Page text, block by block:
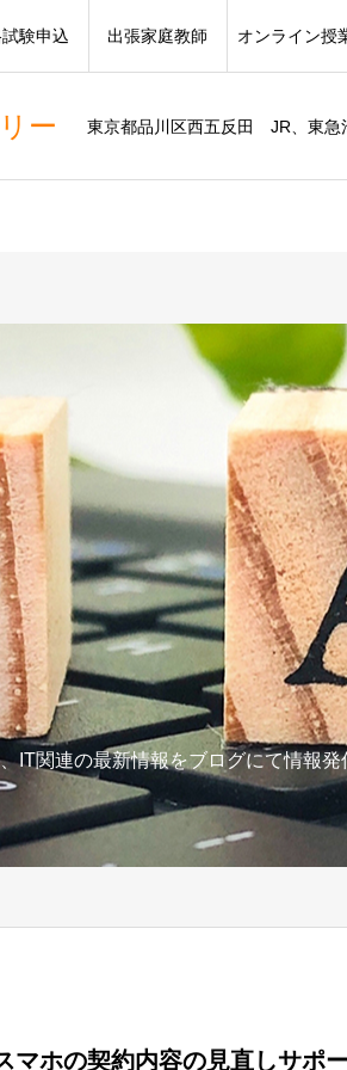
ー 東京都品川区西五反田 JR、東急
験申込 出張家庭教師 オンライン授
IT関連の最新情報をブログにて情報
マホの契約内容の見直しサポ